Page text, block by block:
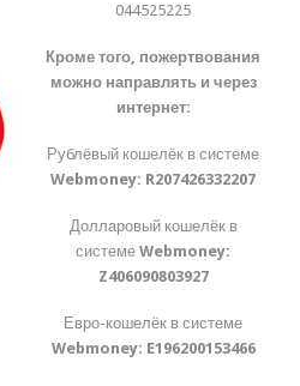
044525225
Кроме того, пожертвования
можно направлять и через
интернет:
Рублёвый кошелёк в системе
Webmoney: R207426332207
Долларовый кошелёк в
системеWebmoney:
Z406090803927
Евро-кошелёк в системе
Webmoney: E196200153466